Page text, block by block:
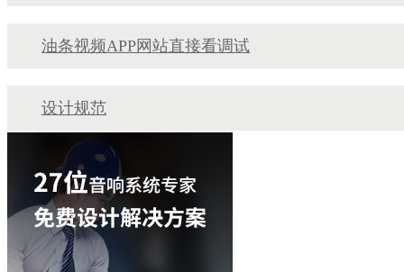
油条视频APP网站直接看调试
设计规范